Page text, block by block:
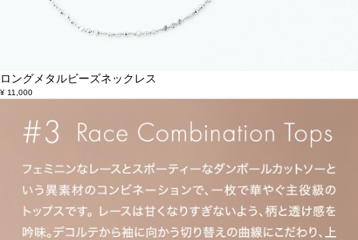
ロングメタルビーズネックレス
¥ 11,000